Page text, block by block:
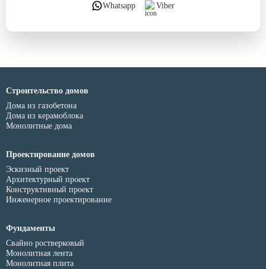
Whatsapp Viber
Строительство домов
Дома из газобетона
Дома из керамоблока
Монолитные дома
Проектирование домов
Эскизный проект
Архитектурный проект
Конструктивный проект
Инженерное проектирование
Фундаменты
Свайно ростверковый
Монолитная лента
Монолитная плита